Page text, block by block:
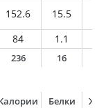
152.6 15.5
84 1.1
236 16
Белки